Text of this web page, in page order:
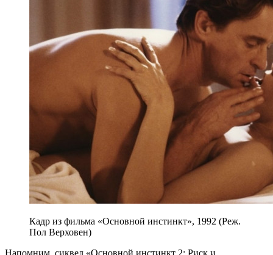
Кадр из фильма «Основной инстинкт», 1992 (Реж.
Пол Верховен)
Напомним, сиквел «Основной инстинкт 2: Риск и